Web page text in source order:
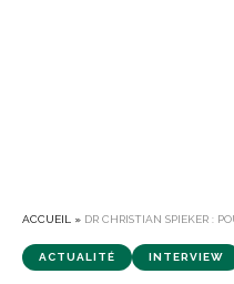
ACCUEIL » DR CHRISTIAN SPIEKER : POUR LE
ACTUALITÉ INTERVIEW